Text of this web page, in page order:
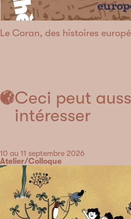
Le Coran, des histoires
Ceci peut
intéresser
Date
10 au 11 septembre 2026
Catégorie
Atelier/Colloque